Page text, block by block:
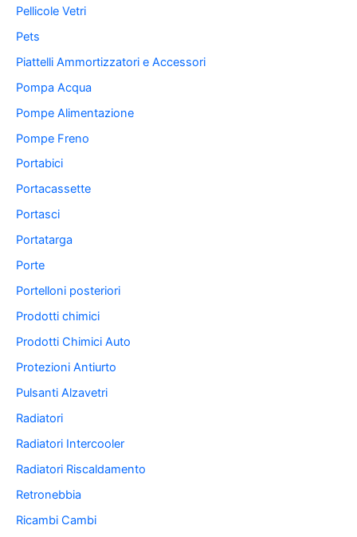
Pellicole Vetri
Pets
Piattelli Ammortizzatori e Accessori
Pompa Acqua
Pompe Alimentazione
Pompe Freno
Portabici
Portacassette
Portasci
Portatarga
Porte
Portelloni posteriori
Prodotti chimici
Prodotti Chimici Auto
Protezioni Antiurto
Pulsanti Alzavetri
Radiatori
Radiatori Intercooler
Radiatori Riscaldamento
Retronebbia
Ricambi Cambi